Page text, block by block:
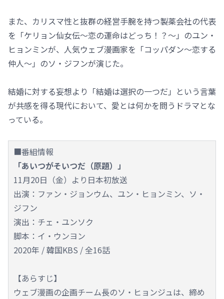
また、カリスマ性と抜群の経営手腕を持つ製薬会社の代表
を「ケリョン仙女伝～恋の運命はどっち！？～」のユン・
ヒョンミンが、人気ウェブ漫画家を「コッパダン～恋する
仲人～」のソ・ジフンが演じた。
結婚に対する妄想より「結婚は選択の一つだ」という言葉
が共感を得る現代において、愛とは何かを問うドラマとな
っている。
■番組情報
「あいつがそいつだ（原題）」
11月20日（金）より日本初放送
出演：ファン・ジョンウム、ユン・ヒョンミン、ソ・
ジフン
演出：チェ・ユンソク
脚本：イ・ウンヨン
2020年 / 韓国KBS / 全16話
【あらすじ】
ウェブ漫画の企画チーム長のソ・ヒョンジュは、締め